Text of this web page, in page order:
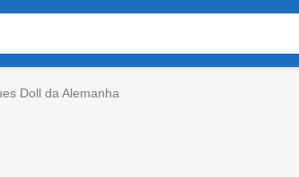
Doll da Alemanha